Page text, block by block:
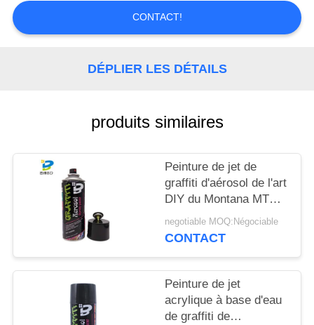
DEMANDEZ
UNE
CITATION
SITE
PRIVACY
POLICY
CONTACT!
DÉPLIER LES DÉTAILS
produits similaires
Peinture de jet de
graffiti d'aérosol de l'art
DIY du Montana MTN
negotiable MOQ:Négociable
CONTACT
Peinture de jet
acrylique à base d'eau
de graffiti de